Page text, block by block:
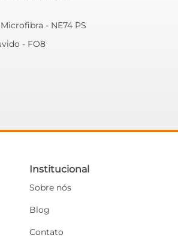
- NE74 PS
- FO8
Institucional
Sobre nós
Blog
Contato